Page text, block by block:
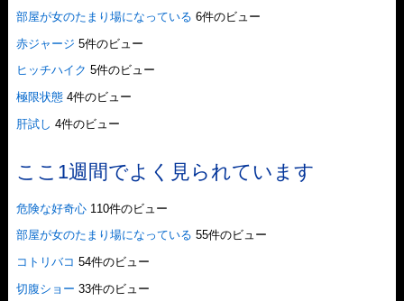
部屋が女のたまり場になっている 6件のビュー
赤ジャージ 5件のビュー
ヒッチハイク 5件のビュー
極限状態 4件のビュー
肝試し 4件のビュー
ここ1週間でよく見られています
危険な好奇心 110件のビュー
部屋が女のたまり場になっている 55件のビュー
コトリバコ 54件のビュー
切腹ショー 33件のビュー